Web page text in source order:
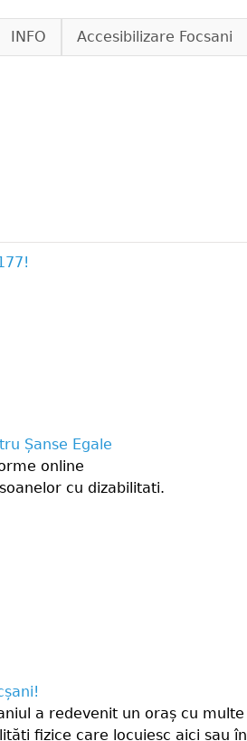
INFO Accesibilizare Focsani
Șanse Egale
online
cu dizabilitati.
a redevenit un oraș cu multe
fizice care locuiesc aici sau în